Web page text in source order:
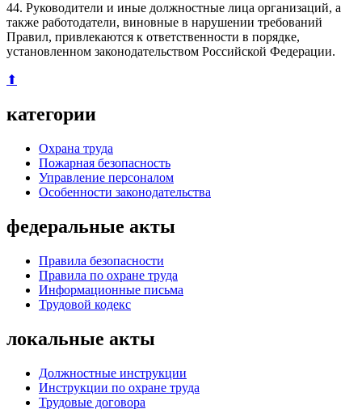
44. Руководители и иные должностные лица организаций, а
также работодатели, виновные в нарушении требований
Правил, привлекаются к ответственности в порядке,
установленном законодательством Российской Федерации.
⬆
категории
Охрана труда
Пожарная безопасность
Управление персоналом
Особенности законодательства
федеральные акты
Правила безопасности
Правила по охране труда
Информационные письма
Трудовой кодекс
локальные акты
Должностные инструкции
Инструкции по охране труда
Трудовые договора